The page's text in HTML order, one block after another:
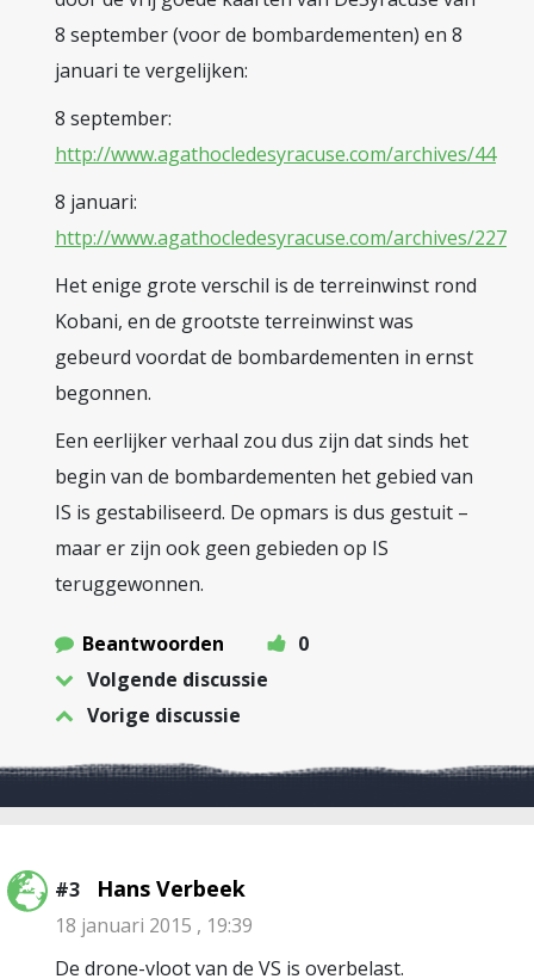
8 september (voor de bombardementen) en 8
januari te vergelijken:
8 september:
http://www.agathocledesyracuse.com/archives/44
8 januari:
http://www.agathocledesyracuse.com/archives/227
Het enige grote verschil is de terreinwinst rond
Kobani, en de grootste terreinwinst was
gebeurd voordat de bombardementen in ernst
begonnen.
Een eerlijker verhaal zou dus zijn dat sinds het
begin van de bombardementen het gebied van
IS is gestabiliseerd. De opmars is dus gestuit –
maar er zijn ook geen gebieden op IS
teruggewonnen.
Beantwoorden
0
Volgende discussie
Vorige discussie
#3 Hans Verbeek
18 januari 2015 , 19:39
De drone-vloot van de VS is overbelast.